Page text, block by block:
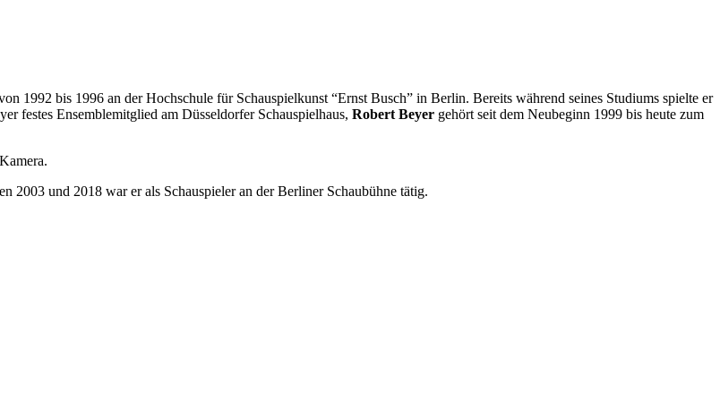
1992 bis 1996 an der Hochschule für Schauspielkunst “Ernst Busch” in Berlin. Bereits während seines Studiums spielte er
festes Ensemblemitglied am Düsseldorfer Schauspielhaus, Robert Beyer gehört seit dem Neubeginn 1999 bis heute zum
2003 und 2018 war er als Schauspieler an der Berliner Schaubühne tätig.